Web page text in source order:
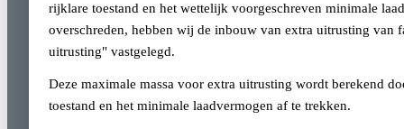
rijklare toestand en het wettelijk voorgeschreven minimale
overschreden, hebben wij de inbouw van extra uitrusting van
uitrusting" vastgelegd.
Deze maximale massa voor extra uitrusting wordt berekend
toestand en het minimale laadvermogen af te trekken.